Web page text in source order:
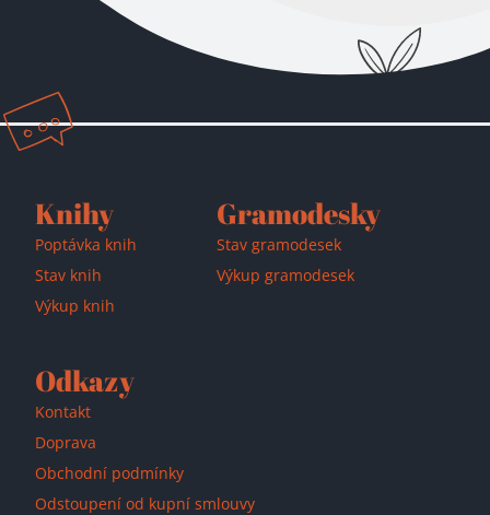
Přidáno do košíku!
Knihy
Poptávka knih
Stav knih
Výkup knih
Gramodesky
Stav gramodesek
Výkup gramodesek
Odkazy
Kontakt
Doprava
Obchodní podmínky
Odstoupení od kupní smlouvy